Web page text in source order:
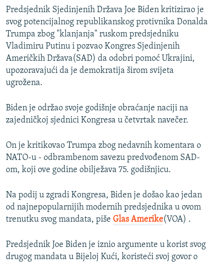
TV LIBERTY
POST SCRIPTUM
MOJA EVROPA
TRI DECENIJE OD RATA U BIH
SVE KARTE DEJTONA
Sve RFE/RL stranice
Predsjednik Sjedinjenih Država Joe Biden kritizirao je
svog potencijalnog republikanskog protivnika Donalda
Trumpa zbog "klanjanja" ruskom predsjedniku
Vladimiru Putinu i pozvao Kongres Sjedinjenih
Američkih Država(SAD) da odobri pomoć Ukrajini,
upozoravajući da je demokratija širom svijeta
ugrožena.
Biden je održao svoje godišnje obraćanje naciji na
zajedničkoj sjednici Kongresa u četvrtak navečer.
On je kritikovao Trumpa zbog nedavnih komentara o
NATO-u - odbrambenom savezu predvođenom SAD-
om, koji ove godine obilježava 75. godišnjicu.
Na podij u zgradi Kongresa, Biden je došao kao jedan
od najnepopularnijih modernih predsjednika u ovom
trenutku svog mandata, piše Glas Amerike(VOA) .
Predsjednik Joe Biden je iznio argumente u korist svog
drugog mandata u Bijeloj Kući, koristeći svoj govor o